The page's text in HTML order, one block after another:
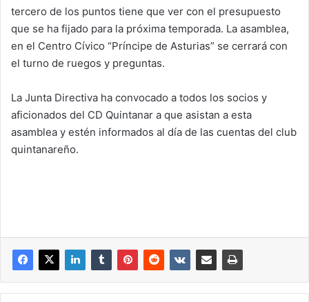
tercero de los puntos tiene que ver con el presupuesto
que se ha fijado para la próxima temporada. La asamblea,
en el Centro Cívico “Príncipe de Asturias” se cerrará con
el turno de ruegos y preguntas.
La Junta Directiva ha convocado a todos los socios y
aficionados del CD Quintanar a que asistan a esta
asamblea y estén informados al día de las cuentas del club
quintanareño.